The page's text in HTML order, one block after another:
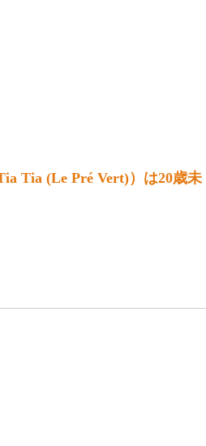
Tia (Le Pré Vert)）は20歳未